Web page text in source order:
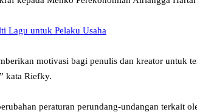
Lagu untuk Pelaku Usaha
motivasi bagi penulis dan kreator
kata Riefky.
peraturan perundang-undangan terkait